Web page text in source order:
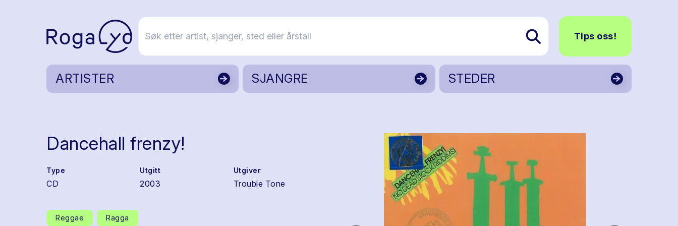
Tips oss!
ARTISTER SJANGRE STEDER
Dancehall frenzy!
Type
CD
Utgitt
2003
Utgiver
Trouble Tone
Reggae Ragga